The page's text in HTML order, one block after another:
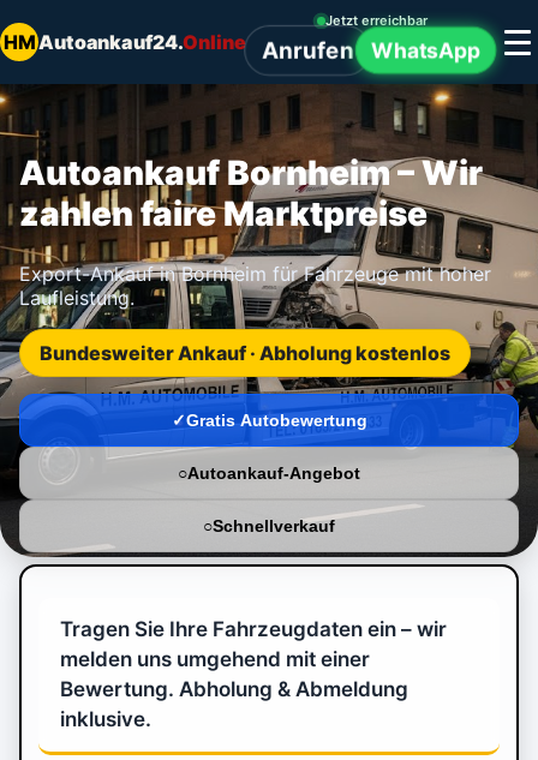
HMAutoankauf24.Online
Jetzt erreichbar
Anrufen WhatsApp
Autoankauf Bornheim – Wir
zahlen faire Marktpreise
Export-Ankauf in Bornheim für Fahrzeuge mit hoher
Laufleistung.
Bundesweiter Ankauf · Abholung kostenlos
Gratis Autobewertung
Autoankauf-Angebot
Schnellverkauf
Tragen Sie Ihre Fahrzeugdaten ein – wir
melden uns umgehend mit einer
Bewertung. Abholung & Abmeldung
inklusive.